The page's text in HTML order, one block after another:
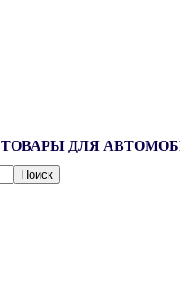
ТОВАРЫ ДЛЯ